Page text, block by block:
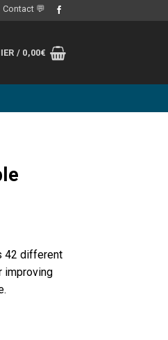
Contact 💬
/ 0,00€
42 different
improving